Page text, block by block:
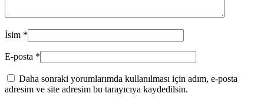
İsim *
E-posta *
Daha sonraki yorumlarımda kullanılması için adım, e-posta
adresim ve site adresim bu tarayıcıya kaydedilsin.